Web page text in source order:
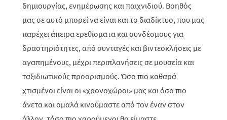
δημιουργίας, ενημέρωσης και παιχνιδιού. Βοηθός
μας σε αυτό μπορεί να είναι και το διαδίκτυο, που μας
παρέχει άπειρα ερεθίσματα και συνδέσμους για
δραστηριότητες, από συνταγές και βιντεοκλήσεις με
αγαπημένους, μέχρι περιπλανήσεις σε μουσεία και
ταξιδιωτικούς προορισμούς. Όσο πιο καθαρά
χτισμένοι είναι οι «χρονοχώροι» μας και όσο πιο
άνετα και ομαλά κινούμαστε από τον έναν στον